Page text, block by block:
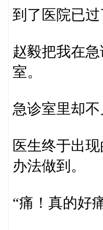
到了医院已
赵毅把我在
室。
急诊室里却
医生终于出
办法做到。
“痛！真的好